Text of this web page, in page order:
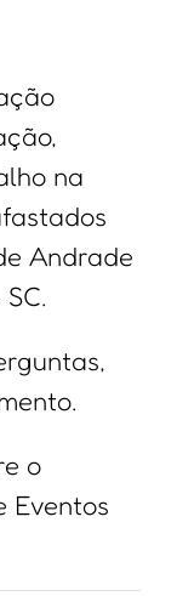
na
Andrade
o
Eventos